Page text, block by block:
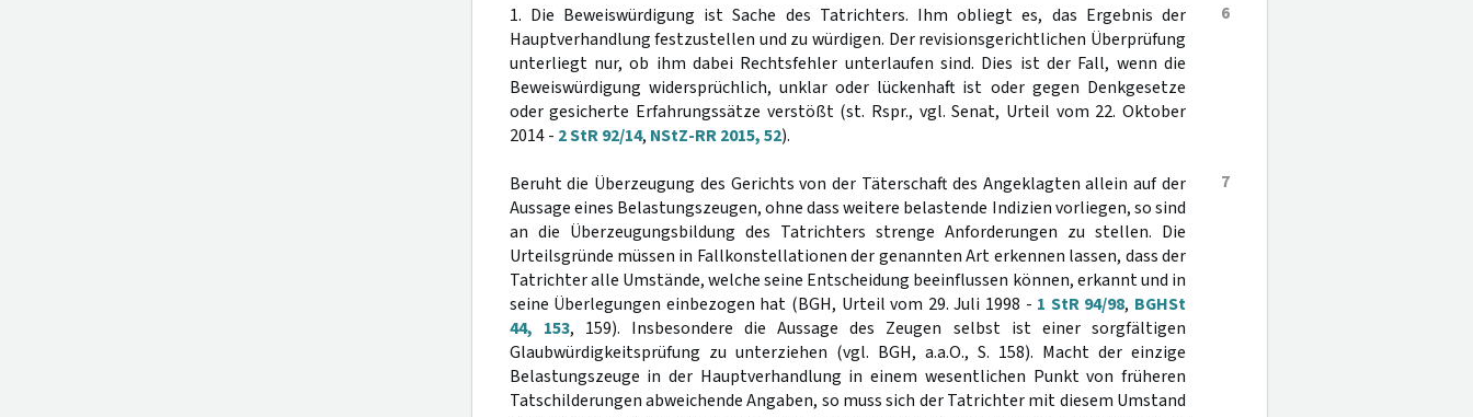
6
1. Die Beweiswürdigung ist Sache des Tatrichters. Ihm obliegt es, das Ergebnis der
Hauptverhandlung festzustellen und zu würdigen. Der revisionsgerichtlichen Überprüfung
unterliegt nur, ob ihm dabei Rechtsfehler unterlaufen sind. Dies ist der Fall, wenn die
Beweiswürdigung widersprüchlich, unklar oder lückenhaft ist oder gegen Denkgesetze
oder gesicherte Erfahrungssätze verstößt (st. Rspr., vgl. Senat, Urteil vom 22. Oktober
2014 - 2 StR 92/14, NStZ-RR 2015, 52).
7
Beruht die Überzeugung des Gerichts von der Täterschaft des Angeklagten allein auf der
Aussage eines Belastungszeugen, ohne dass weitere belastende Indizien vorliegen, so sind
an die Überzeugungsbildung des Tatrichters strenge Anforderungen zu stellen. Die
Urteilsgründe müssen in Fallkonstellationen der genannten Art erkennen lassen, dass der
Tatrichter alle Umstände, welche seine Entscheidung beeinflussen können, erkannt und in
seine Überlegungen einbezogen hat (BGH, Urteil vom 29. Juli 1998 - 1 StR 94/98, BGHSt
44, 153, 159). Insbesondere die Aussage des Zeugen selbst ist einer sorgfältigen
Glaubwürdigkeitsprüfung zu unterziehen (vgl. BGH, a.a.O., S. 158). Macht der einzige
Belastungszeuge in der Hauptverhandlung in einem wesentlichen Punkt von früheren
Tatschilderungen abweichende Angaben, so muss sich der Tatrichter mit diesem Umstand